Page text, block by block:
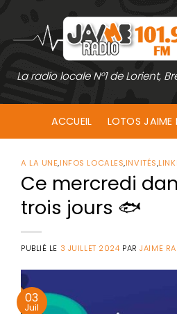
contenu
La radio locale N°1 de Lorient,
ACCUEIL LOTOS JAIME
A LA UNE,INFOS LOCALES,INVITÉS,
Ce mercredi
trois jours 🐟
PUBLIÉ LE 3 JUILLET 2024 PARJAIME
03
Juil